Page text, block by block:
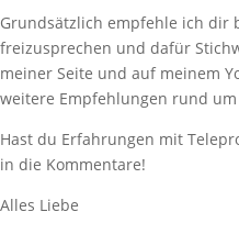
Grundsätzlich empfehle ich dir
freizusprechen und dafür
meiner Seite und auf meinem
weitere Empfehlungen rund
Hast du Erfahrungen mit
in die Kommentare!
Alles Liebe